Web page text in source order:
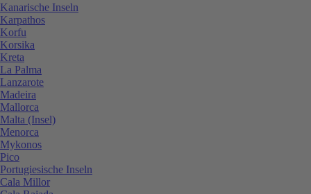
Kanarische Inseln
Karpathos
Korfu
Korsika
Kreta
La Palma
Lanzarote
Madeira
Mallorca
Malta (Insel)
Menorca
Mykonos
Pico
Portugiesische Inseln
Cala Millor